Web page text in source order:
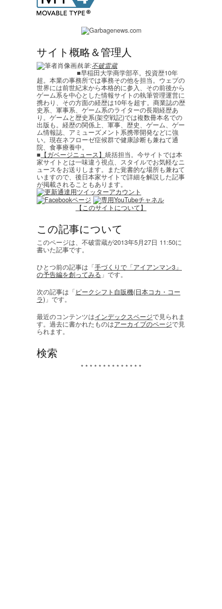
サイト概略＆管理人
執筆:不破雷蔵
■早稲田大学商学部卒。投資歴10年
超。本業の事務所では事務その他を担当。ウェブの
世界には前世紀末から本格的に参入、その前後から
ゲーム系を中心とした情報サイトの執筆管理運営に
携わり、その方面の経歴は10年を超す。商業誌の歴
史系、軍事系、ゲーム系のライターの長期経歴あ
り。ゲームと歴史系(架空戦記)では複数冊本名での
出版も。経歴の関係上、軍事、歴史、ゲーム、ゲー
ム情報誌、アミューズメント系携帯開発などに強
い。現在ネフローゼ症候群で健康診断も兼ねて通
院、食事療養中。
■ 【ガベージニュース】 統括担当。今サイトでは本
家サイトとは一味違う視点、スタイルでお気軽なニ
ュースをお送りします。また覚書的な場所も兼ねて
いますので、後日本家サイトで詳細を解説した記事
が掲載されることもあります。
【このサイトについて】
この記事について
このページは、不破雷蔵が2013年5月27日 11:50に
書いた記事です。
ひとつ前の記事は「手づくりで「アイアンマン3」
の予告編を創ってみる 」です。
次の記事は「ピークシフト自販機(日本コカ・コー
ラ) 」です。
最近のコンテンツはインデックスページで見られま
す。過去に書かれたものはアーカイブのページで見
られます。
検索
* * * * * * * * * * * * * *